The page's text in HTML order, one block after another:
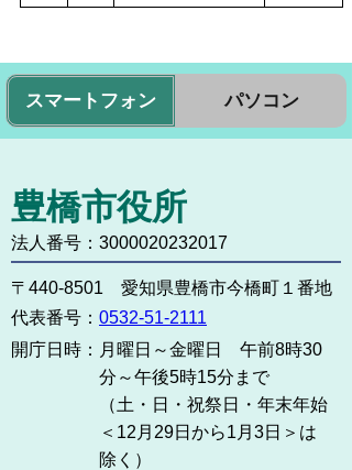
スマートフォン パソコン
豊橋市役所
法人番号：3000020232017
〒440-8501 愛知県豊橋市今橋町１番地
代表番号： 0532-51-2111
開庁日時： 月曜日～金曜日 午前8時30
分～午後5時15分まで
（土・日・祝祭日・年末年始
＜12月29日から1月3日＞は
除く）